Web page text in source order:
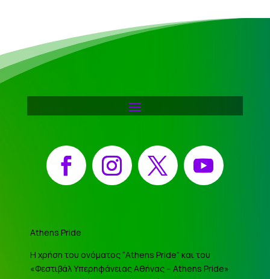
Facebook Instagram X YouTube
Athens Pride
Η χρήση του ονόματος “Athens Pride” και του
«Φεστιβάλ Υπερηφάνειας Αθήνας – Athens Pride»